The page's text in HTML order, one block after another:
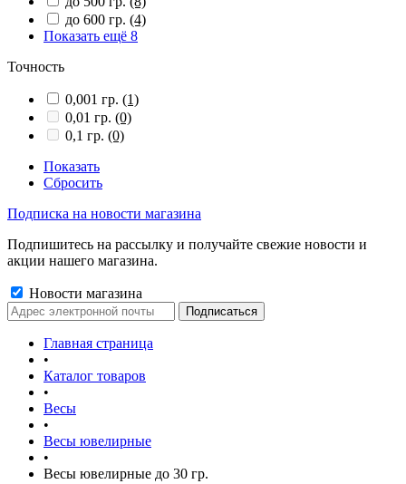
до 600 гр. (4)
Показать ещё 8
Точность
0,001 гр. (1)
0,01 гр. (0)
0,1 гр. (0)
Показать
Сбросить
Подписка на новости магазина
Подпишитесь на рассылку и получайте свежие новости и
акции нашего магазина.
Новости магазина
Главная страница
•
Каталог товаров
•
Весы
•
Весы ювелирные
•
Весы ювелирные до 30 гр.